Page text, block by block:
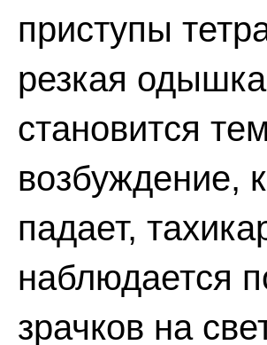
приступы
резкая
становится
возбуждение,
падает,
наблюдается
зрачков на